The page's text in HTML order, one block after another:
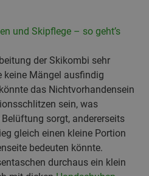
und Skipflege – so geht’s
der Skikombi sehr
keine Mängel ausfindig
das Nichtvorhandensein
sein, was
sorgt, andererseits
gleich einen kleine Portion
bedeuten könnte.
durchaus ein klein